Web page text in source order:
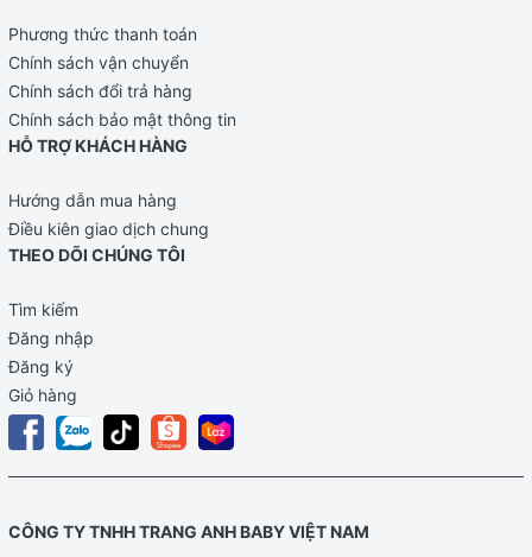
Phương thức thanh toán
Chính sách vận chuyển
Chính sách đổi trả hàng
Chính sách bảo mật thông tin
HỖ TRỢ KHÁCH HÀNG
Hướng dẫn mua hàng
Điều kiên giao dịch chung
THEO DÕI CHÚNG TÔI
Tìm kiếm
Đăng nhập
Đăng ký
Giỏ hàng
CÔNG TY TNHH TRANG ANH BABY VIỆT NAM